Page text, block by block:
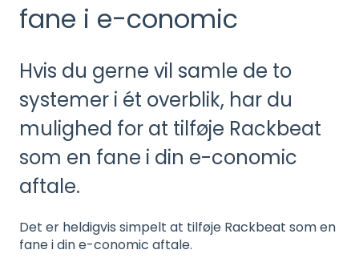
fane i e-conomic
Hvis du gerne vil samle de to
systemer i ét overblik, har du
mulighed for at tilføje Rackbeat
som en fane i din e-conomic
aftale.
Det er heldigvis simpelt at tilføje Rackbeat som en
fane i din e-conomic aftale.